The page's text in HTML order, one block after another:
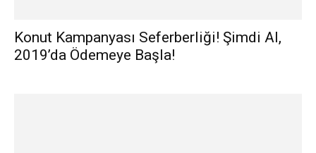
Konut Kampanyası Seferberliği! Şimdi Al,
2019’da Ödemeye Başla!